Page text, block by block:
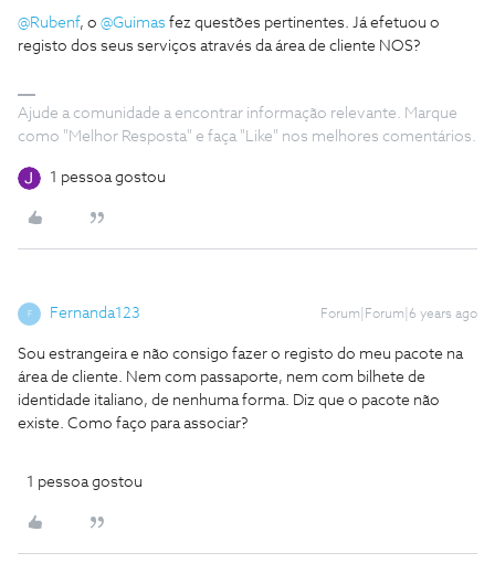
@Rubenf, o @Guimas fez questões pertinentes. Já efetuou o
registo dos seus serviços através da área de cliente NOS?
Ajude a comunidade a encontrar informação relevante. Marque
como "Melhor Resposta" e faça "Like" nos melhores comentários.
1 pessoa gostou
F Fernanda123 Forum|Forum|6 years ago
Sou estrangeira e não consigo fazer o registo do meu pacote na
área de cliente. Nem com passaporte, nem com bilhete de
identidade italiano, de nenhuma forma. Diz que o pacote não
existe. Como faço para associar?
1 pessoa gostou